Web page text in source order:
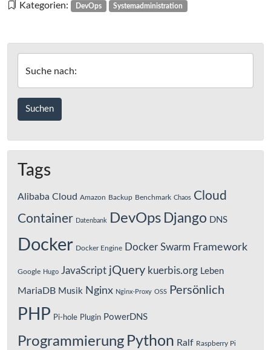
Mails
Südostasien
Kategorien: DevOps Systemadministration
Suche nach:
Tags
Alibaba Cloud Amazon Backup Benchmark Chaos Cloud
Container Datenbank DevOps Django DNS
Docker Docker Engine Docker Swarm Framework
Google Hugo JavaScript jQuery kuerbis.org Leben
MariaDB Musik Nginx Nginx-Proxy OSS Persönlich
PHP Pi-hole Plugin PowerDNS
Programmierung Python Ralf Raspberry Pi